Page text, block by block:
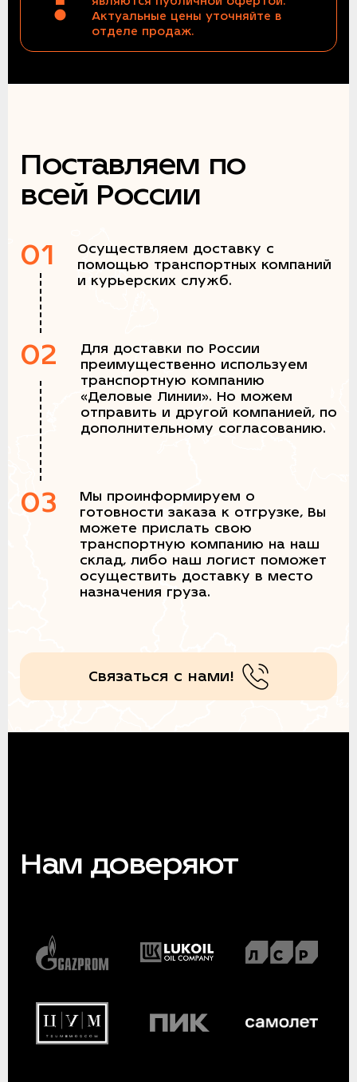
Актуальные цены уточняйте в
отделе продаж.
Поставляем по
всей России
01
Осуществляем доставку с
помощью транспортных компаний
и курьерских служб.
02
Для доставки по России
преимущественно используем
транспортную компанию
«Деловые Линии». Но можем
отправить и другой компанией, по
дополнительному согласованию.
03
Мы проинформируем о
готовности заказа к отгрузке, Вы
можете прислать свою
транспортную компанию на наш
склад, либо наш логист поможет
осуществить доставку в место
назначения груза.
Связаться с нами!
Нам доверяют